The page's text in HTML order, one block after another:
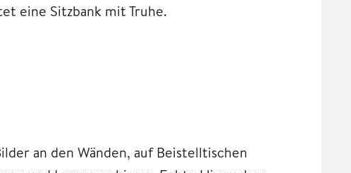
eine Sitzbank mit Truhe.
an den Wänden, auf Beistelltischen